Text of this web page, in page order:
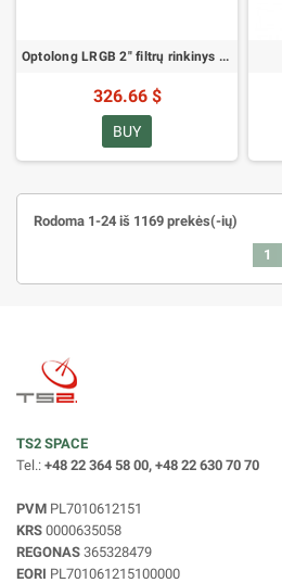
Optolong LRGB 2" filtrų rinkinys (SKU: OPL-LRGB-2)
326.66 $
BUY
Rodoma 1-24 iš 1169 prekės(-ių)
1
TS2 SPACE
Tel.: +48 22 364 58 00, +48 22 630 70 70
PVM PL7010612151
KRS 0000635058
REGONAS 365328479
EORI PL701061215100000